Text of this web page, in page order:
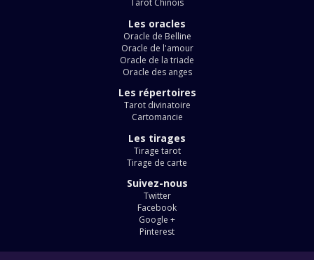
Tarot Chinois
Les oracles
Oracle de Belline
Oracle de l'amour
Oracle de la triade
Oracle des anges
Les répertoires
Tarot divinatoire
Cartomancie
Les tirages
Tirage tarot
Tirage de carte
Suivez-nous
Twitter
Facebook
Google +
Pinterest